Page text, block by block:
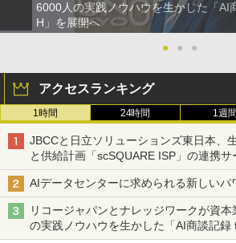
6000人の実践ノウハウを生かした「AI
H」を展開へ
●
● ●
アクセスランキング
1時間 24時間 1週間
JBCCと日立ソリューションズ東日本、
と供給計画「scSQUARE ISP」の連携
AIデータセンターに求められる新しいパ
リコージャパンとナレッジワークが資
の実践ノウハウを生かした「AI商談記録